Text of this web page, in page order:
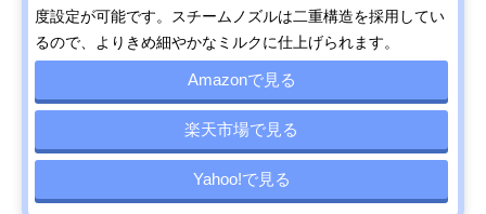
度設定が可能です。スチームノズルは二重構造を採用してい
るので、よりきめ細やかなミルクに仕上げられます。
Amazonで見る
楽天市場で見る
Yahoo!で見る